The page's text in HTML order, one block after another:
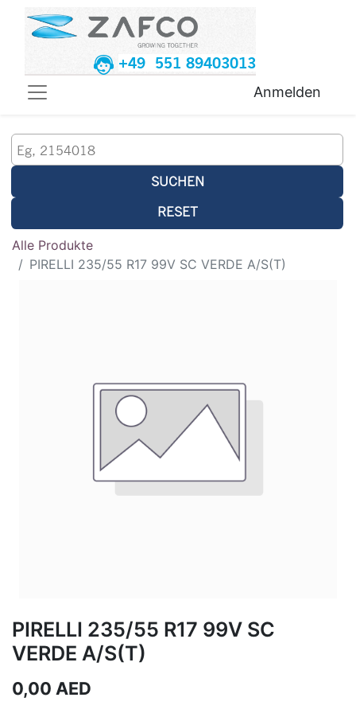
+49 551 89403013
Anmelden
SUCHEN
RESET
Alle Produkte
PIRELLI 235/55 R17 99V SC VERDE A/S(T)
PIRELLI 235/55 R17 99V SC
VERDE A/S(T)
0,00 AED